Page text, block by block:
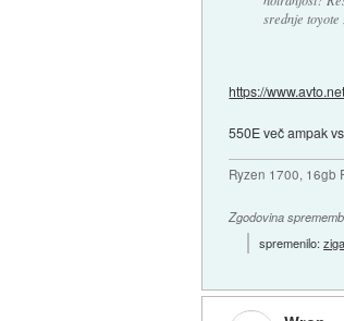
srednje toyote
https://
550E več ampak
Ryzen 1700, 16gb
Zgodovina
spremenilo: